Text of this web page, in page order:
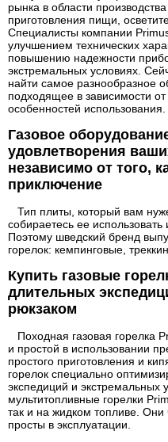
рынка в области
приготовления пищи,
Специалисты компании
улучшением технических
повышению надежности
экстремальных условиях.
найти самое разнообразное
подходящее в зависимости
особенностей использования.
Газовое
удовлетворения
независимо от того,
приключение
Тип плиты, который вам
собираетесь ее использовать
Поэтому шведский бренд
горелок: кемпинговые,
Купить газовые
длительных
рюкзаком
Походная газовая горелка
и простой в использовании
простого приготовления и
горелок специально
экспедиций и экстремальных
мультитопливные горелки
так и на жидком топливе.
просты в эксплуатации.